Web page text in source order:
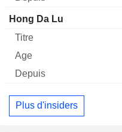
Hong Da Lu
Plus d'insiders